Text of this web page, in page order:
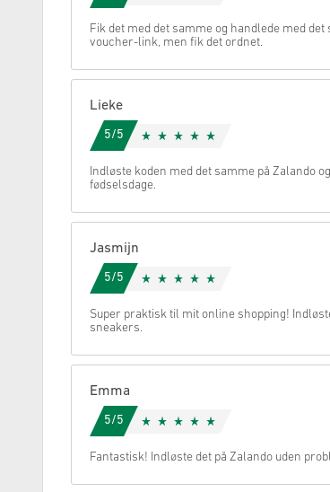
Annullere
Fik det med det samme og handlede med
voucher-link, men fik det ordnet.
Lieke
5/5
Indløste koden med det samme på Zalando
fødselsdage.
Jasmijn
5/5
Super praktisk til mit online shopping!
sneakers.
Emma
5/5
Fantastisk! Indløste det på Zalando uden